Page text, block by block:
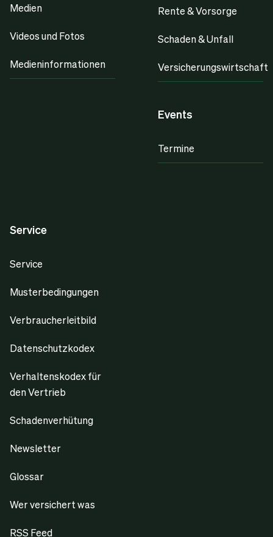
Medien
Videos und Fotos
Medieninformationen
Rente & Vorsorge
Schaden & Unfall
Versicherungswirtschaft
Events
Termine
Service
Service
Musterbedingungen
Verbraucherleitbild
Datenschutzkodex
Verhaltenskodex für
den Vertrieb
Schadenverhütung
Newsletter
Glossar
Wer versichert was
RSS Feed